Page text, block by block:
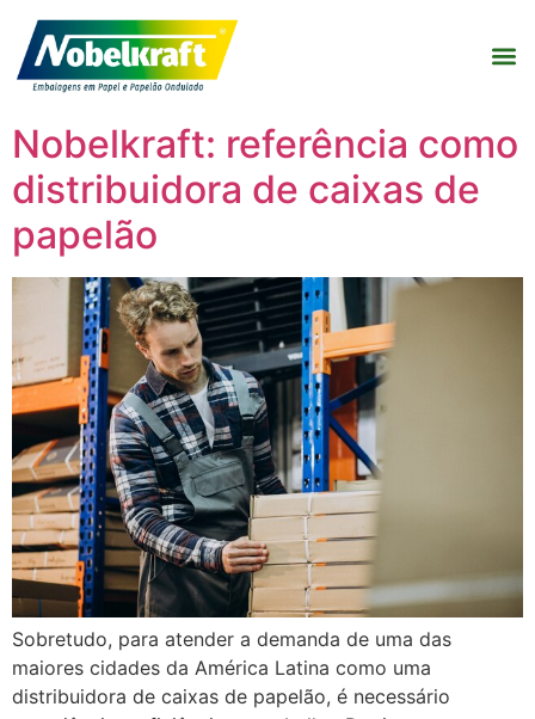
Nobelkraft: referência como
distribuidora de caixas de
papelão
Sobretudo, para atender a demanda de uma das
maiores cidades da América Latina como uma
distribuidora de caixas de papelão, é necessário